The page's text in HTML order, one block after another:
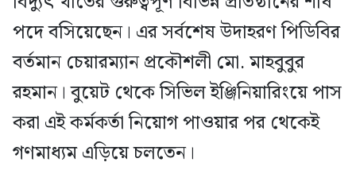
পদে বসিয়েছেন। এর সর্বশেষ উদাহরণ পিডিবির
বর্তমান চেয়ারম্যান প্রকৌশলী মো. মাহবুবুর
রহমান। বুয়েট থেকে সিভিল ইঞ্জিনিয়ারিংয়ে পাস
করা এই কর্মকর্তা নিয়োগ পাওয়ার পর থেকেই
গণমাধ্যম এড়িয়ে চলতেন।